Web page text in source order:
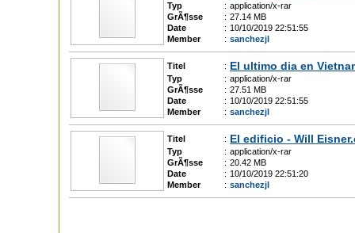
Typ : application/x-rar
GrÃ¶sse
: 27.14 MB
Date
: 10/10/2019 22:51:55
Member
: sanchezjl
Titel : El ultimo dia en
Typ : application/x-rar
GrÃ¶sse
: 27.51 MB
Date
: 10/10/2019 22:51:55
Member
: sanchezjl
Titel : El edificio - Will
Typ : application/x-rar
GrÃ¶sse
: 20.42 MB
Date
: 10/10/2019 22:51:20
Member
: sanchezjl